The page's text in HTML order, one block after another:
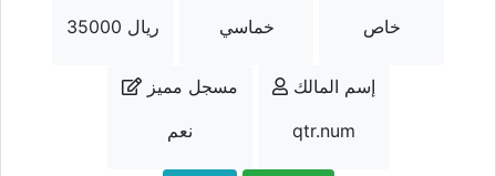
35000 ريال
خماسي
خاص
مسجل مميز
نعم
إسم المالك
qtr.num